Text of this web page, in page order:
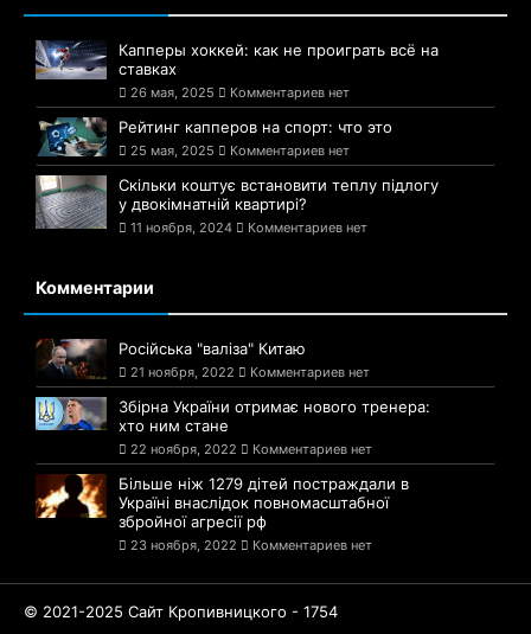
Капперы хоккей: как не проиграть всё на
ставках
26 мая, 2025 Комментариев нет
Рейтинг капперов на спорт: что это
25 мая, 2025 Комментариев нет
Скільки коштує встановити теплу підлогу
у двокімнатній квартирі?
11 ноября, 2024 Комментариев нет
Комментарии
Російська "валіза" Китаю
21 ноября, 2022 Комментариев нет
Збірна України отримає нового тренера:
хто ним стане
22 ноября, 2022 Комментариев нет
Більше ніж 1279 дітей постраждали в
Україні внаслідок повномасштабної
збройної агресії рф
23 ноября, 2022 Комментариев нет
© 2021-2025 Сайт Кропивницкого - 1754